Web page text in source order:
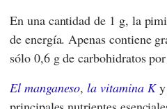
En una cantidad de 1 g, la
de energía. Apenas contiene
sólo 0,6 g de carbohidratos
El manganeso,la vitamina K